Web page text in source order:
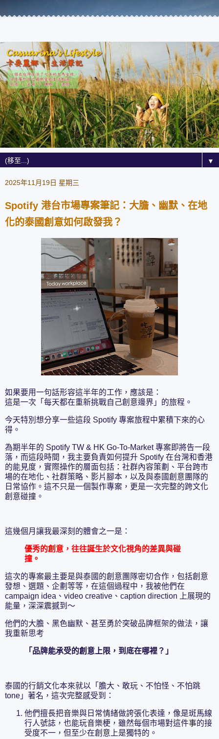
▼
2025年11月19日 星期三
Spotify 港台市場專案筆記：大膽、幽默、在地
化的泰國創意如何啟發我？
如果要用一句話形容這半年的工作，應該是：
這是一次「每天都在重新挑戰自己創意邊界」的旅程。
今天特別想分享一些這段 Spotify 專案旅程中累積下來的心
得。
為期半年的 Spotify TW & HK Go-To-Market 專案即將告一段
落，而這段時間，我主要負責如何提升 Spotify 在台灣和香港
的能見度，實際操作的層面包括：社群內容策劃、平台跨市
場的在地化、社群策略、影片腳本，以及與泰國創意團隊的
日常協作。這不只是一個製作專案，更是一次完整的跨文化
創意碰撞。
這幾個月讓我最深刻的體會之一是：
優秀的創意，往往誕生於文化視角的差異與碰
撞。
這次的專案最主要是與泰國的創意團隊密切合作，包括創意
發想、選題、企劃等等，在這個過程中，我被他們在
campaign idea、video creative、caption direction 上展現的
能量，深深震撼到～
他們的大膽、黑色幽默、甚至勇於突破品牌框架的做法，讓
我重新思考
「品牌能承受的創意上限，到底在哪裡？」
泰國的行銷文化本來就以「膽大、敢玩、不怕怪、不怕跳
tone」著名，這次完整感受到：
他們擅長把音樂與日常情緒做誇張化表達，像是斑馬線
行人號誌，也能玩音樂梗，雖然每個市場對這件事的接
受度不一，但至少在創意上是獨特的。